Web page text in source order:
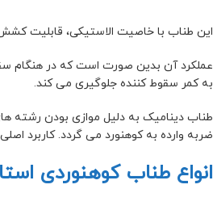
این طناب با خاصیت الاستیکی، قابلیت
عملکرد آن بدین صورت است که در هنگام
به کمر سقوط کننده جلوگیری می کند.
طناب دینامیک به دلیل موازی بودن رشته
ضربه وارده به کوهنورد می گردد. کاربرد
انواع طناب کوهنوردی